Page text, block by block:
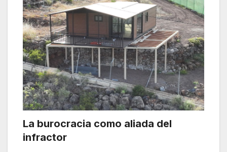
La burocracia como aliada del
infractor